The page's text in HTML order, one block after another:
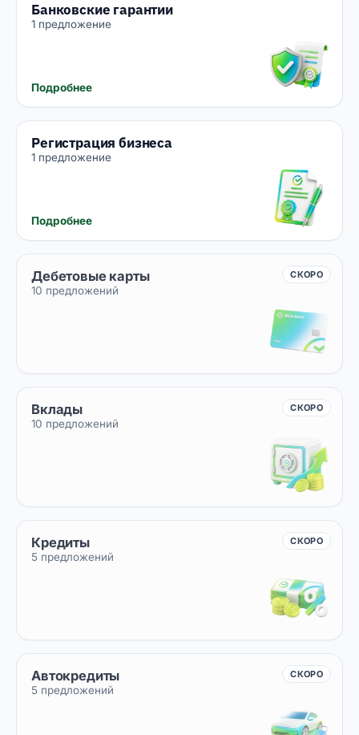
Банковские гарантии
1 предложение
Подробнее
Регистрация бизнеса
1 предложение
Подробнее
Дебетовые карты
10 предложений
СКОРО
Вклады
10 предложений
СКОРО
Кредиты
5 предложений
СКОРО
Автокредиты
5 предложений
СКОРО